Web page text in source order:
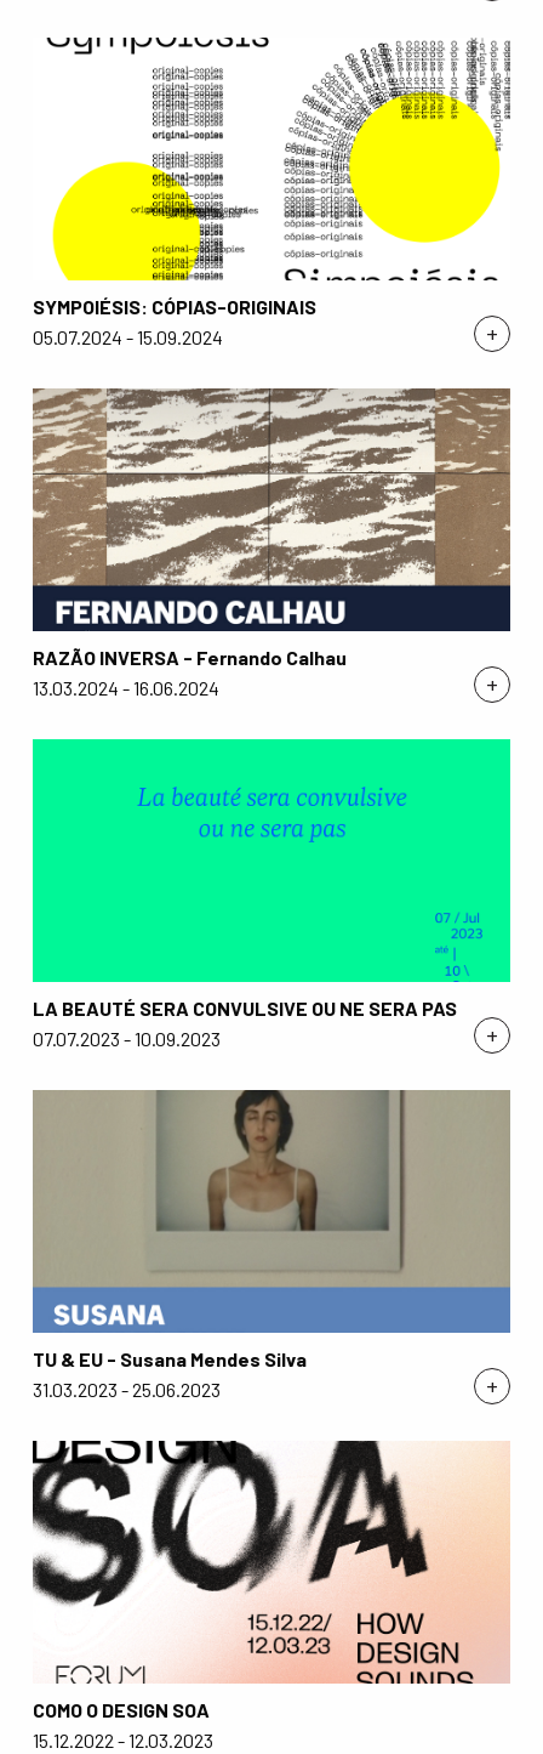
+
SYMPOIÉSIS: CÓPIAS-ORIGINAIS
05.07.2024 - 15.09.2024
+
RAZÃO INVERSA - Fernando Calhau
13.03.2024 - 16.06.2024
+
LA BEAUTÉ SERA CONVULSIVE OU NE SERA PAS
07.07.2023 - 10.09.2023
+
TU & EU - Susana Mendes Silva
31.03.2023 - 25.06.2023
COMO O DESIGN SOA
15.12.2022 - 12.03.2023